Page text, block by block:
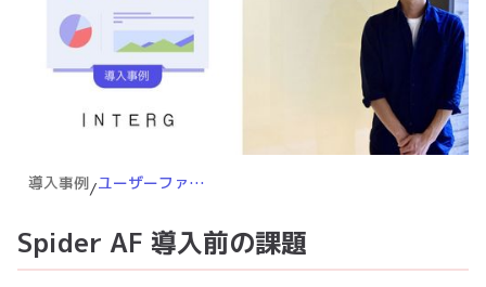
導入事例/ ユーザーファーストの広告運用にこだわるインターグ株式会社。「アドフラウド対策を行うことで、月1,000万円以上の広告効果改善が見込めます」
Spider AF 導入前の課題